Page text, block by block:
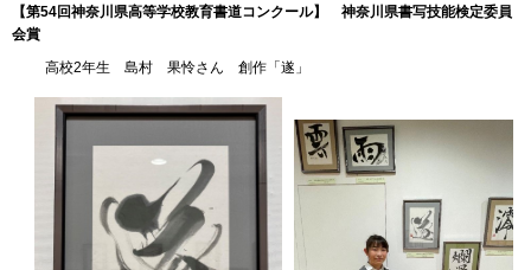
【第54回神奈川県高等学校教育書道コンクール】
神奈川県書写技能検定委員
会賞
高校2年生 島村 果怜さん 創作「遂」